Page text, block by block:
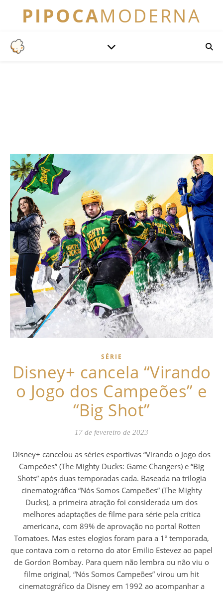
PIPOCAMODERNA
SÉRIE
Disney+ cancela “Virando
o Jogo dos Campeões” e
“Big Shot”
17 de fevereiro de 2023
Disney+ cancelou as séries esportivas “Virando o Jogo dos
Campeões” (The Mighty Ducks: Game Changers) e “Big
Shots” após duas temporadas cada. Baseada na trilogia
cinematográfica “Nós Somos Campeões” (The Mighty
Ducks), a primeira atração foi considerada um dos
melhores adaptações de filme para série pela crítica
americana, com 89% de aprovação no portal Rotten
Tomatoes. Mas estes elogios foram para a 1ª temporada,
que contava com o retorno do ator Emilio Estevez ao papel
de Gordon Bombay. Para quem não lembra ou não viu o
filme original, “Nós Somos Campeões” virou um hit
cinematográfico da Disney em 1992 ao acompanhar a